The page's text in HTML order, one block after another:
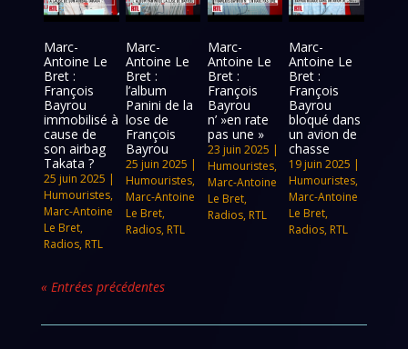
Marc-
Antoine Le
Bret :
François
Bayrou
immobilisé à
cause de
son airbag
Takata ?
25 juin 2025 |
Humouristes,
Marc-Antoine
Le Bret,
Radios, RTL
Marc-
Antoine Le
Bret :
l’album
Panini de la
lose de
François
Bayrou
25 juin 2025 |
Humouristes,
Marc-Antoine
Le Bret,
Radios, RTL
Marc-
Antoine Le
Bret :
François
Bayrou
n’ »en rate
pas une »
23 juin 2025 |
Humouristes,
Marc-Antoine
Le Bret,
Radios, RTL
Marc-
Antoine Le
Bret :
François
Bayrou
bloqué dans
un avion de
chasse
19 juin 2025 |
Humouristes,
Marc-Antoine
Le Bret,
Radios, RTL
« Entrées précédentes